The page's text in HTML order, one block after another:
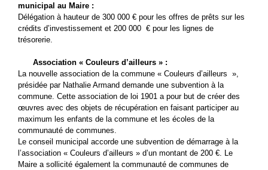
municipal au Maire :
Délégation à hauteur de 300 000 € pour les offres de prêts sur les
crédits d’investissement et 200 000 € pour les lignes de
trésorerie.
Association « Couleurs d’ailleurs » :
La nouvelle association de la commune « Couleurs d’ailleurs »,
présidée par Nathalie Armand demande une subvention à la
commune. Cette association de loi 1901 a pour but de créer des
œuvres avec des objets de récupération en faisant participer au
maximum les enfants de la commune et les écoles de la
communauté de communes.
Le conseil municipal accorde une subvention de démarrage à la
l’association « Couleurs d’ailleurs » d’un montant de 200 €. Le
Maire a sollicité également la communauté de communes de